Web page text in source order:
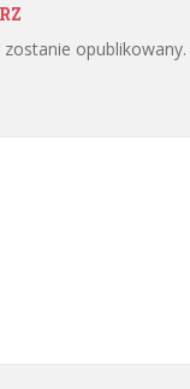
opublikowany.